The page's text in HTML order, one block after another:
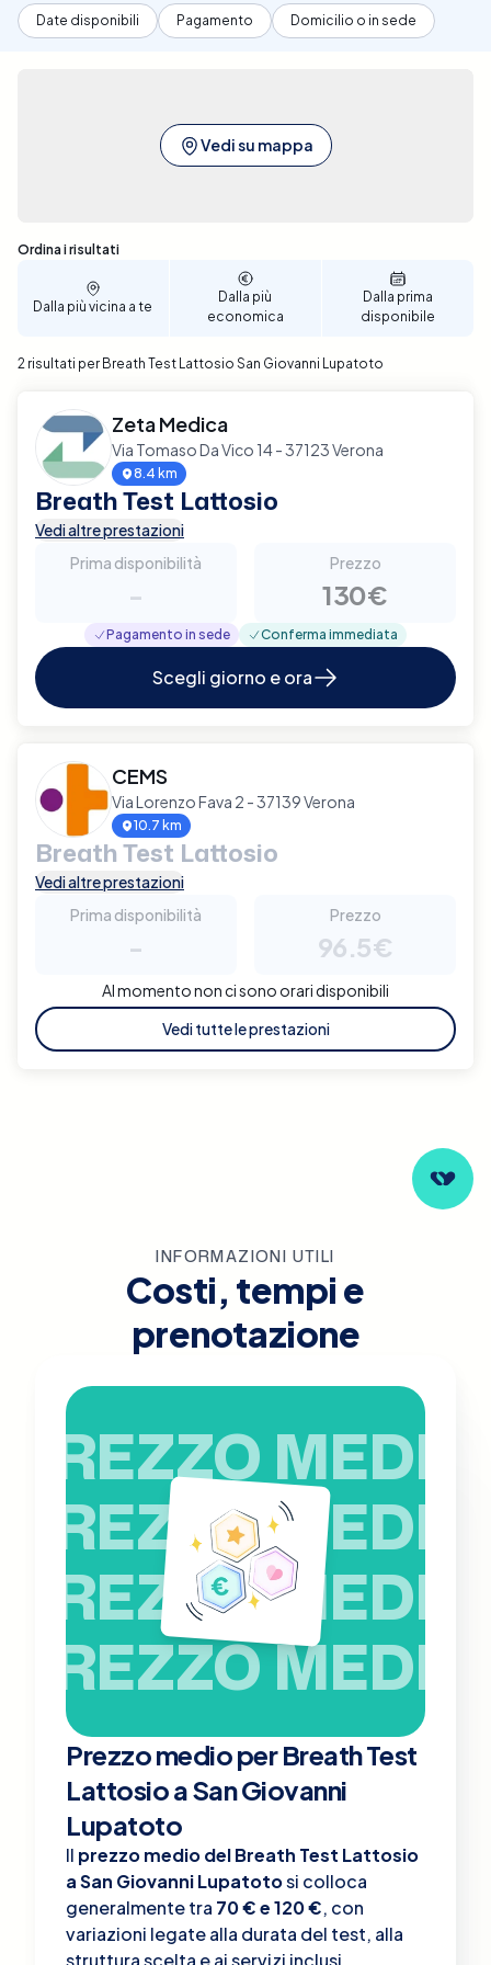
Date disponibili Pagamento Domicilio o in sede
Vedi su mappa
Sono stati trovati 2 risultati
Ordina i risultati
Dalla più vicina a te
Dalla più
economica
Dalla prima
disponibile
2 risultati per Breath Test Lattosio San Giovanni Lupatoto
Zeta Medica
Via Tomaso Da Vico 14 - 37123 Verona
8.4 km
Breath Test Lattosio
Vedi altre prestazioni
Prima disponibilità
-
Prezzo
130€
Pagamento in sede Conferma immediata
Scegli giorno e ora
CEMS
Via Lorenzo Fava 2 - 37139 Verona
10.7 km
Breath Test Lattosio
Vedi altre prestazioni
Prima disponibilità
-
Prezzo
96.5€
Al momento non ci sono orari disponibili
Vedi tutte le prestazioni
INFORMAZIONI UTILI
Costi, tempi e
prenotazione
PREZZO MEDIO
PREZZO MEDIO
PREZZO MEDIO
PREZZO MEDIO
Prezzo medio per Breath Test
Lattosio a San Giovanni
Lupatoto
Il prezzo medio del Breath Test Lattosio
a San Giovanni Lupatotosi colloca
generalmente tra 70 € e 120 €, con
variazioni legate alla durata del test, alla
struttura scelta e ai servizi inclusi.